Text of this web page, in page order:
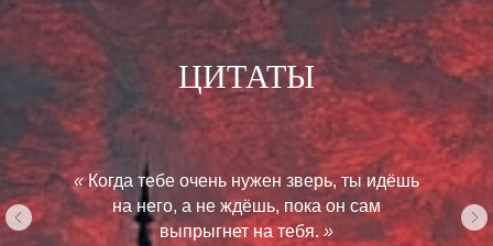
АННОТАЦИЯ
ЦИТАТЫ
« Когда тебе очень нужен зверь, ты идёшь
на него, а не ждёшь, пока он сам
выпрыгнет на тебя. »